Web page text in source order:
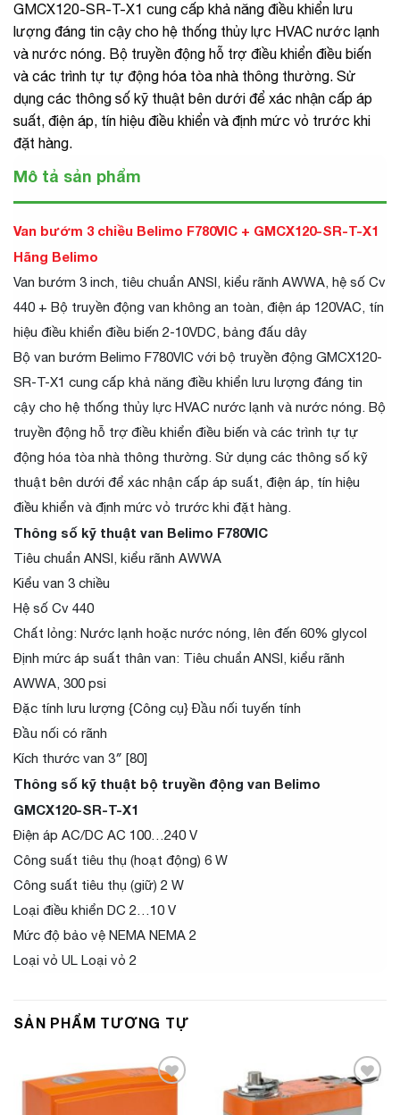
GMCX120-SR-T-X1 cung cấp khả năng điều khiển lưu
lượng đáng tin cậy cho hệ thống thủy lực HVAC nước lạnh
và nước nóng. Bộ truyền động hỗ trợ điều khiển điều biến
và các trình tự tự động hóa tòa nhà thông thường. Sử
dụng các thông số kỹ thuật bên dưới để xác nhận cấp áp
suất, điện áp, tín hiệu điều khiển và định mức vỏ trước khi
đặt hàng.
Mô tả sản phẩm
Van bướm 3 chiều Belimo F780VIC + GMCX120-SR-T-X1
Hãng Belimo
Van bướm 3 inch, tiêu chuẩn ANSI, kiểu rãnh AWWA, hệ số Cv
440 + Bộ truyền động van không an toàn, điện áp 120VAC, tín
hiệu điều khiển điều biến 2-10VDC, bảng đấu dây
Bộ van bướm Belimo F780VIC với bộ truyền động GMCX120-
SR-T-X1 cung cấp khả năng điều khiển lưu lượng đáng tin
cậy cho hệ thống thủy lực HVAC nước lạnh và nước nóng. Bộ
truyền động hỗ trợ điều khiển điều biến và các trình tự tự
động hóa tòa nhà thông thường. Sử dụng các thông số kỹ
thuật bên dưới để xác nhận cấp áp suất, điện áp, tín hiệu
điều khiển và định mức vỏ trước khi đặt hàng.
Thông số kỹ thuật van Belimo F780VIC
Tiêu chuẩn ANSI, kiểu rãnh AWWA
Kiểu van 3 chiều
Hệ số Cv 440
Chất lỏng: Nước lạnh hoặc nước nóng, lên đến 60% glycol
Định mức áp suất thân van: Tiêu chuẩn ANSI, kiểu rãnh
AWWA, 300 psi
Đặc tính lưu lượng {Công cụ} Đầu nối tuyến tính
Đầu nối có rãnh
Kích thước van 3″ [80]
Thông số kỹ thuật bộ truyền động van Belimo
GMCX120-SR-T-X1
Điện áp AC/DC AC 100…240 V
Công suất tiêu thụ (hoạt động) 6 W
Công suất tiêu thụ (giữ) 2 W
Loại điều khiển DC 2…10 V
Mức độ bảo vệ NEMA NEMA 2
Loại vỏ UL Loại vỏ 2
SẢN PHẨM TƯƠNG TỰ
Wishlist